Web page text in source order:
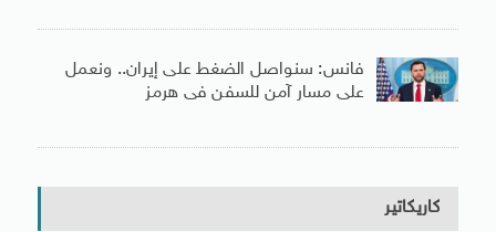
فانس: سنواصل الضغط على إيران.. ونعمل
على مسار آمن للسفن فى هرمز
كاريكاتير